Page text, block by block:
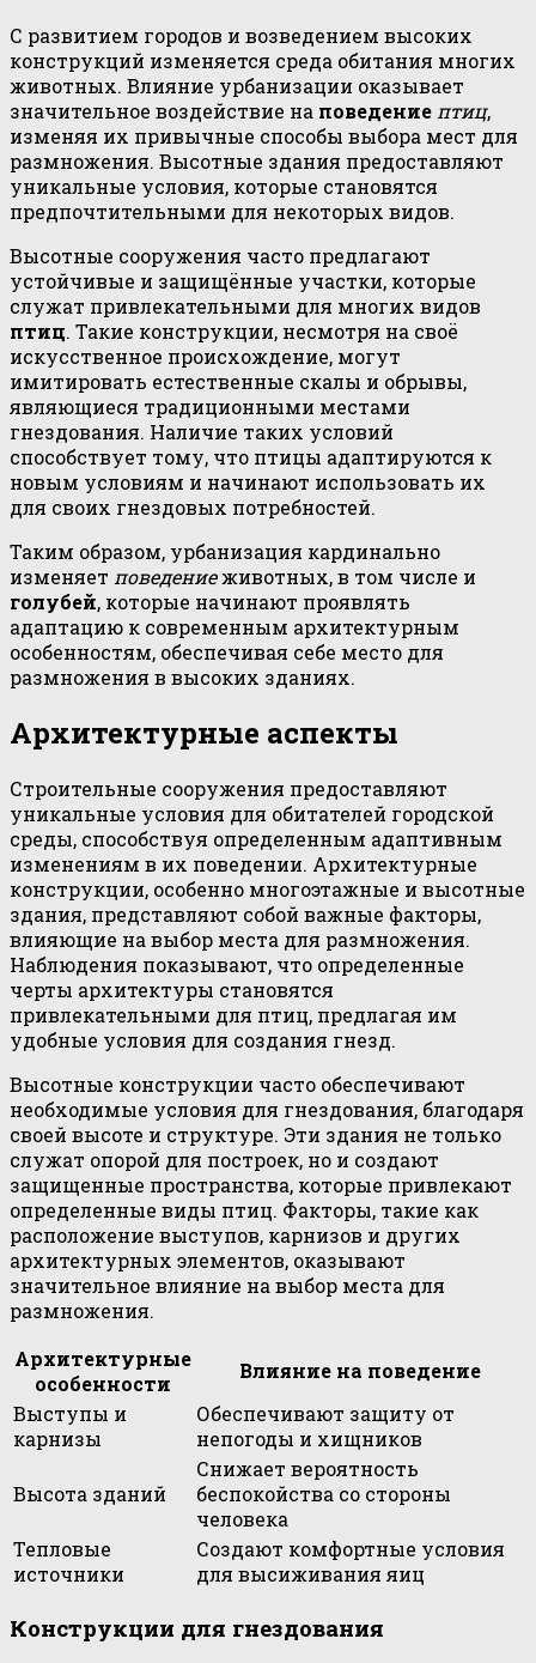
С развитием городов и возведением высоких
конструкций изменяется среда обитания многих
животных. Влияние урбанизации оказывает
значительное воздействие на поведение птиц,
изменяя их привычные способы выбора мест для
размножения. Высотные здания предоставляют
уникальные условия, которые становятся
предпочтительными для некоторых видов.
Высотные сооружения часто предлагают
устойчивые и защищённые участки, которые
служат привлекательными для многих видов
птиц. Такие конструкции, несмотря на своё
искусственное происхождение, могут
имитировать естественные скалы и обрывы,
являющиеся традиционными местами
гнездования. Наличие таких условий
способствует тому, что птицы адаптируются к
новым условиям и начинают использовать их
для своих гнездовых потребностей.
Таким образом, урбанизация кардинально
изменяет поведениеживотных, в том числе и
голубей, которые начинают проявлять
адаптацию к современным архитектурным
особенностям, обеспечивая себе место для
размножения в высоких зданиях.
Архитектурные аспекты
Строительные сооружения предоставляют
уникальные условия для обитателей городской
среды, способствуя определенным адаптивным
изменениям в их поведении. Архитектурные
конструкции, особенно многоэтажные и высотные
здания, представляют собой важные факторы,
влияющие на выбор места для размножения.
Наблюдения показывают, что определенные
черты архитектуры становятся
привлекательными для птиц, предлагая им
удобные условия для создания гнезд.
Высотные конструкции часто обеспечивают
необходимые условия для гнездования, благодаря
своей высоте и структуре. Эти здания не только
служат опорой для построек, но и создают
защищенные пространства, которые привлекают
определенные виды птиц. Факторы, такие как
расположение выступов, карнизов и других
архитектурных элементов, оказывают
значительное влияние на выбор места для
размножения.
Архитектурные
особенности
Влияние на поведение
Выступы и
карнизы
Обеспечивают защиту от
непогоды и хищников
Высота зданий
Снижает вероятность
беспокойства со стороны
человека
Тепловые
источники
Создают комфортные условия
для высиживания яиц
Конструкции для гнездования